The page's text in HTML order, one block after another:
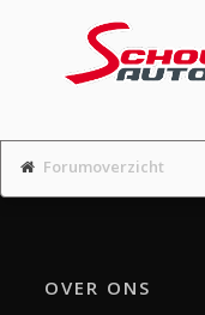
Forumoverzicht
OVER ONS